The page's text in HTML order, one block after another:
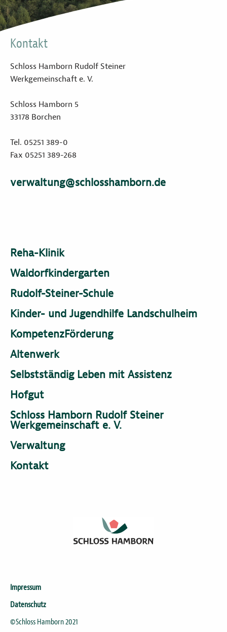
Kontakt
Schloss Hamborn Rudolf Steiner
Werkgemeinschaft e. V.
Schloss Hamborn 5
33178 Borchen
Tel. 05251 389-0
Fax 05251 389-268
verwaltung@schlosshamborn.de
Reha-Klinik
Waldorfkindergarten
Rudolf-Steiner-Schule
Kinder- und Jugendhilfe Landschulheim
KompetenzFörderung
Altenwerk
Selbstständig Leben mit Assistenz
Hofgut
Schloss Hamborn Rudolf Steiner
Werkgemeinschaft e. V.
Verwaltung
Kontakt
Impressum
Datenschutz
©Schloss Hamborn 2021